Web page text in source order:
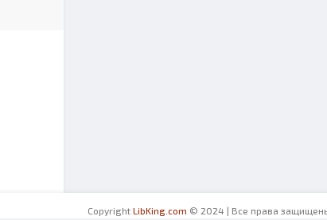
Copyright LibKing.com © 2024 | Все права